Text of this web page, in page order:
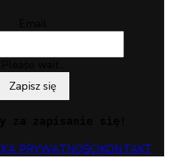
Zapisz się
PRYWATNOŚCIKONTAKT